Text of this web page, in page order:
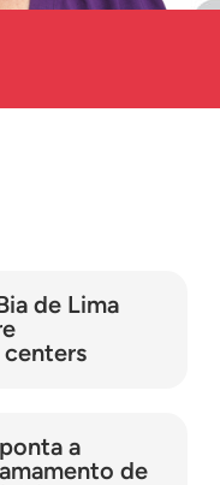
de Lima
centers
a
de